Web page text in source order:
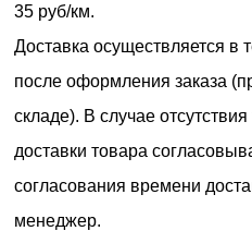
35 руб/км.
Доставка осуществляется в
после оформления заказа
складе). В случае
доставки товара
согласования времени
менеджер.